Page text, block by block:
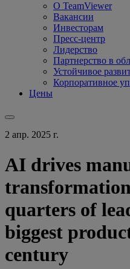
О TeamViewer
Вакансии
Инвесторам
Пресс-центр
Лидерство
Партнерство в
Устойчивое
Корпоративное
Цены
2 апр. 2025 г.
AI drives
quarters of
biggest
century